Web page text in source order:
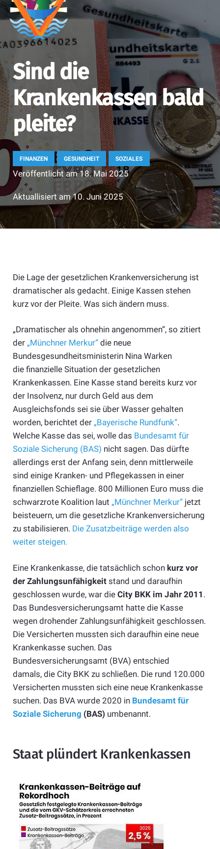
Sind die
Krankenkassen bald
pleite?
FINANZEN GESUNDHEIT SOZIALES
Veröffentlicht am18. Mai 2025
Aktuallisiert am10. Juni 2025
Die Lage der gesetzlichen Krankenversicherung ist
dramatischer als gedacht. Einige Kassen stehen
kurz vor der Pleite. Was sich ändern muss.
„Dramatischer als ohnehin angenommen“, so zitiert
der „Münchner Merkur“die neue
Bundesgesundheitsministerin Nina Warken
die finanzielle Situation der gesetzlichen
Krankenkassen. Eine Kasse stand bereits kurz vor
der Insolvenz, nur durch Geld aus dem
Ausgleichsfonds sei sie über Wasser gehalten
worden, berichtet der „Bayerische Rundfunk“.
Welche Kasse das sei, wolle das Bundesamt für
Soziale Sicherung (BAS) nicht sagen. Das dürfte
allerdings erst der Anfang sein, denn mittlerweile
sind einige Kranken- und Pflegekassen in einer
finanziellen Schieflage. 800 Millionen Euro muss die
schwarzrote Koalition laut „Münchner Merkur“jetzt
beisteuern, um die gesetzliche Krankenversicherung
zu stabilisieren. Die Zusatzbeiträge werden also
weiter steigen.
Eine Krankenkasse, die tatsächlich schon kurz vor
der Zahlungsunfähigkeitstand und daraufhin
geschlossen wurde, war die City BKK im Jahr 2011 .
Das Bundesversicherungsamt hatte die Kasse
wegen drohender Zahlungsunfähigkeit geschlossen.
Die Versicherten mussten sich daraufhin eine neue
Krankenkasse suchen. Das
Bundesversicherungsamt (BVA) entschied
damals, die City BKK zu schließen. Die rund 120.000
Versicherten mussten sich eine neue Krankenkasse
suchen. Das BVA wurde 2020 in Bundesamt für
Soziale Sicherung (BAS) umbenannt.
Staat plündert Krankenkassen